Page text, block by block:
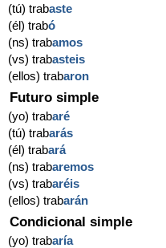
(tú) trabaste
(él) trabó
(ns) trabamos
(vs) trabasteis
(ellos) trabaron
Futuro simple
(yo) trabaré
(tú) trabarás
(él) trabará
(ns) trabaremos
(vs) trabaréis
(ellos) trabarán
Condicional simple
(yo) trabaría